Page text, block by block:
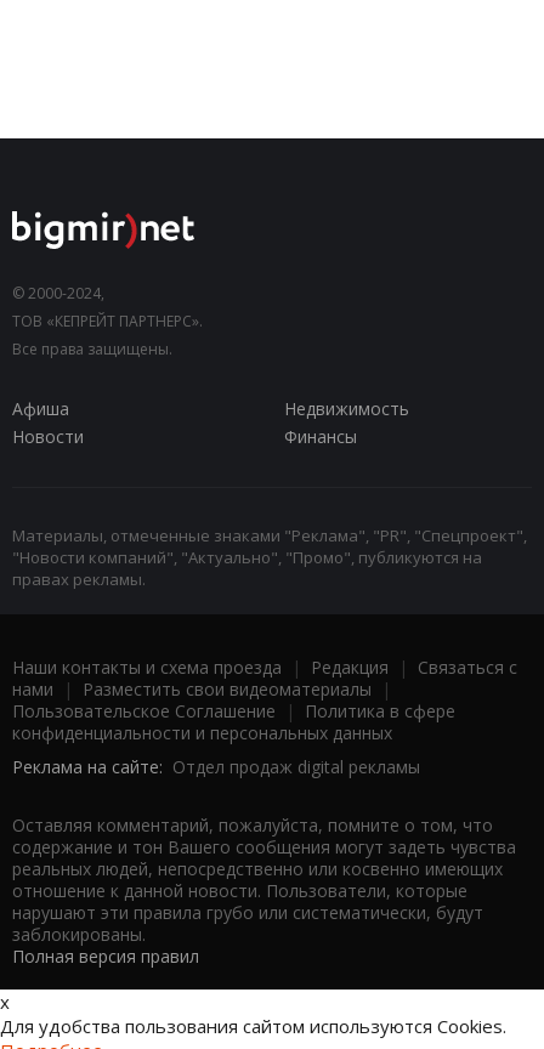
© 2000-2024,
ТОВ «КЕПРЕЙТ ПАРТНЕРС».
Все права защищены.
Афиша
Недвижимость
Новости
Финансы
Материалы, отмеченные знаками "Реклама", "PR", "Спецпроект",
"Новости компаний", "Актуально", "Промо", публикуются на
правах рекламы.
Наши контакты и схема проезда | Редакция | Связаться с
нами | Разместить свои видеоматериалы |
Пользовательское Соглашение |
Политика в сфере
конфиденциальности и персональных данных
Реклама на сайте: Отдел продаж digital рекламы
Оставляя комментарий, пожалуйста, помните о том, что
содержание и тон Вашего сообщения могут задеть чувства
реальных людей, непосредственно или косвенно имеющих
отношение к данной новости. Пользователи, которые
нарушают эти правила грубо или систематически, будут
заблокированы.
Полная версия правил
x
Для удобства пользования сайтом используются Cookies.